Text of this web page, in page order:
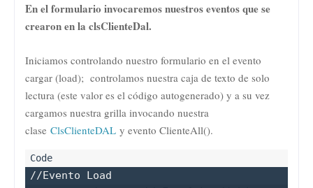
En el formulario invocaremos nuestros eventos que se
crearon en la clsClienteDal.
Iniciamos controlando nuestro formulario en el evento
cargar (load); controlamos nuestra caja de texto de solo
lectura (este valor es el código autogenerado) y a su vez
cargamos nuestra grilla invocando nuestra
clase ClsClienteDAL y evento ClienteAll().
//Evento Load